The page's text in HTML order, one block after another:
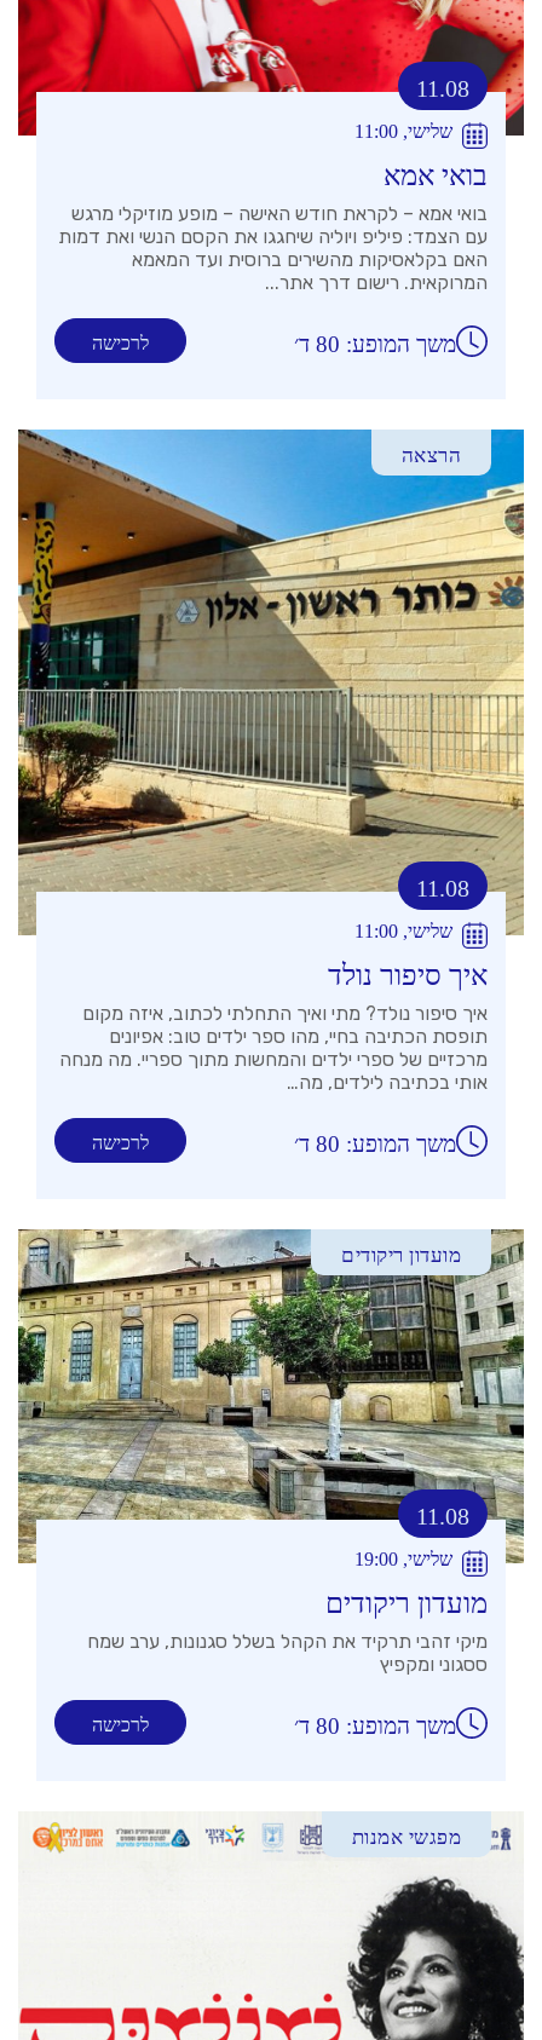
11.08
שלישי, 11:00
בואי אמא
בואי אמא – לקראת חודש האישה – מופע מוזיקלי מרגש
עם הצמד: פיליפ ויוליה שיחגגו את הקסם הנשי ואת דמות
האם בקלאסיקות מהשירים ברוסית ועד המאמא
המרוקאית. רישום דרך אתר...
לרכישה משך המופע: 80 ד׳
הרצאה
11.08
שלישי, 11:00
איך סיפור נולד
איך סיפור נולד? מתי ואיך התחלתי לכתוב, איזה מקום
תופסת הכתיבה בחיי, מהו ספר ילדים טוב: אפיונים
מרכזיים של ספרי ילדים והמחשות מתוך ספריי. מה מנחה
אותי בכתיבה לילדים, מה…
לרכישה משך המופע: 80 ד׳
מועדון ריקודים
11.08
שלישי, 19:00
מועדון ריקודים
מיקי זהבי תרקיד את הקהל בשלל סגנונות, ערב שמח
ססגוני ומקפיץ
לרכישה משך המופע: 80 ד׳
מפגשי אמנות